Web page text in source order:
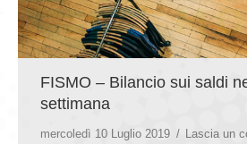
FISMO – Bilancio sui saldi
settimana
mercoledì 10 Luglio 2019
Lascia un